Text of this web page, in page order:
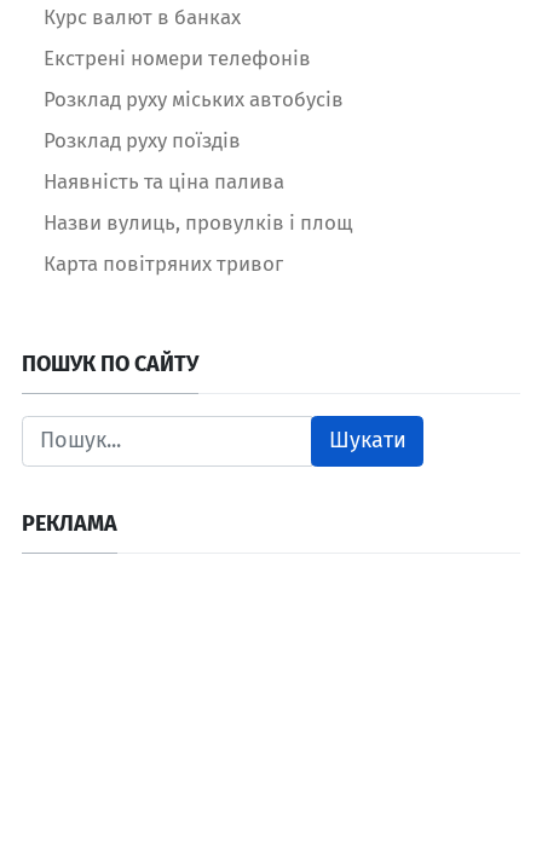
Курс валют в банках
Екстрені номери телефонів
Розклад руху міських автобусів
Розклад руху поїздів
Наявність та ціна палива
Назви вулиць, провулків і площ
Карта повітряних тривог
ПОШУК ПО САЙТУ
Шукати
РЕКЛАМА